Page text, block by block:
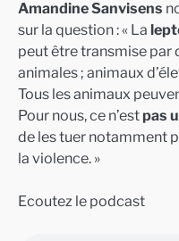
Amandine Sanvisens
sur la question : « La
peut être transmise par
animales ; animaux
Tous les animaux
Pour nous, ce n’est pas
de les tuer notamment
la violence. »
Ecoutez le podcast